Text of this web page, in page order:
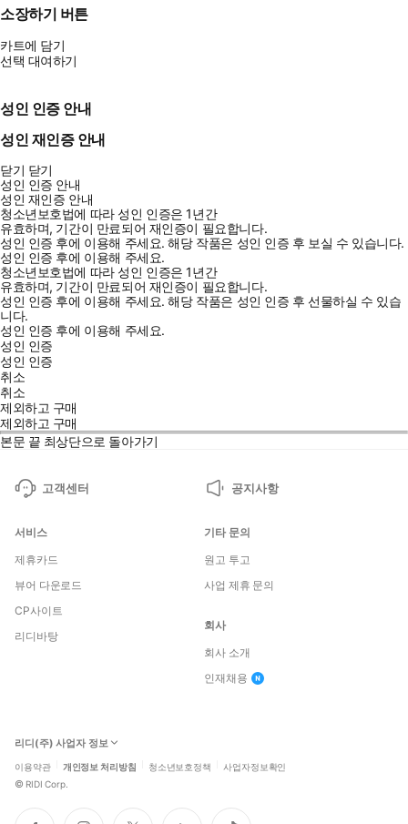
소장하기 버튼
카트에 담기
선택 대여하기
성인 인증 안내
성인 재인증 안내
닫기 닫기
성인 인증 안내
성인 재인증 안내
청소년보호법에 따라 성인 인증은 1년간
유효하며, 기간이 만료되어 재인증이 필요합니다.
성인 인증 후에 이용해 주세요.해당 작품은 성인 인증 후 보실 수 있습니다.
성인 인증 후에 이용해 주세요.
청소년보호법에 따라 성인 인증은 1년간
유효하며, 기간이 만료되어 재인증이 필요합니다.
성인 인증 후에 이용해 주세요.해당 작품은 성인 인증 후 선물하실 수 있습
니다.
성인 인증 후에 이용해 주세요.
성인 인증
성인 인증
취소
취소
제외하고 구매
제외하고 구매
본문 끝 최상단으로 돌아가기
고객센터 공지사항
서비스
제휴카드
뷰어 다운로드
CP사이트
리디바탕
기타 문의
원고 투고
사업 제휴 문의
회사
회사 소개
인재채용
리디(주) 사업자 정보
이용약관 개인정보 처리방침 청소년보호정책 사업자정보확인
© RIDI Corp.